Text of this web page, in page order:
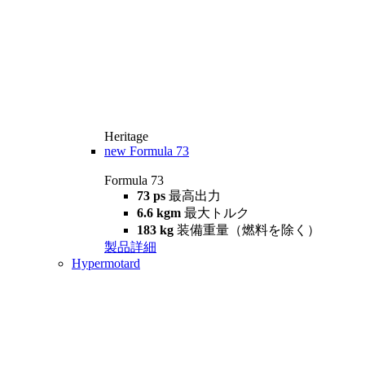
Heritage
new Formula 73
Formula 73
73 ps 最高出力
6.6 kgm 最大トルク
183 kg 装備重量（燃料を除く）
製品詳細
Hypermotard